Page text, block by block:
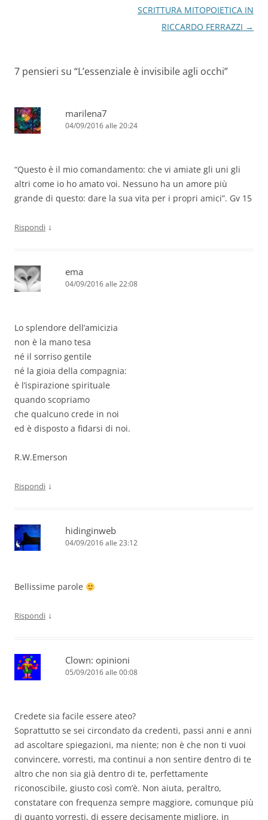
SCRITTURA MITOPOIETICA IN
RICCARDO FERRAZZI →
7 pensieri su “L’essenziale è invisibile agli occhi”
marilena7
04/09/2016 alle 20:24
“Questo è il mio comandamento: che vi amiate gli uni gli
altri come io ho amato voi. Nessuno ha un amore più
grande di questo: dare la sua vita per i propri amici”. Gv 15
Rispondi ↓
ema
04/09/2016 alle 22:08
Lo splendore dell’amicizia
non è la mano tesa
né il sorriso gentile
né la gioia della compagnia:
è l’ispirazione spirituale
quando scopriamo
che qualcuno crede in noi
ed è disposto a fidarsi di noi.
R.W.Emerson
Rispondi ↓
hidinginweb
04/09/2016 alle 23:12
Bellissime parole
Rispondi ↓
Clown: opinioni
05/09/2016 alle 00:08
Credete sia facile essere ateo?
Soprattutto se sei circondato da credenti, passi anni e anni
ad ascoltare spiegazioni, ma niente; non è che non ti vuoi
convincere, vorresti, ma continui a non sentire dentro di te
altro che non sia già dentro di te, perfettamente
riconoscibile, giusto così com’è. Non aiuta, peraltro,
constatare con frequenza sempre maggiore, comunque più
di quanto vorresti, di essere decisamente migliore, in